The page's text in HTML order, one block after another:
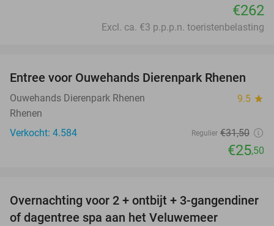
€262
Excl. ca. €3 p.p.p.n. toeristenbelasting
19%
Entree voor Ouwehands Dierenpark Rhenen
Ouwehands Dierenpark Rhenen 9.5 star
Rhenen
Verkocht: 4.584
Regulier €31,50
€25,50
Overnachting voor 2 + ontbijt + 3-gangendiner
of dagentree spa aan het Veluwemeer